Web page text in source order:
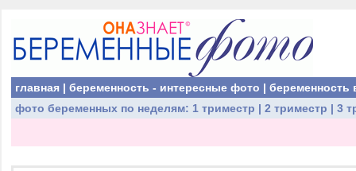
главная | беременность - интересные фото | беременность
фото беременных по неделям: 1 триместр | 2 триместр | 3